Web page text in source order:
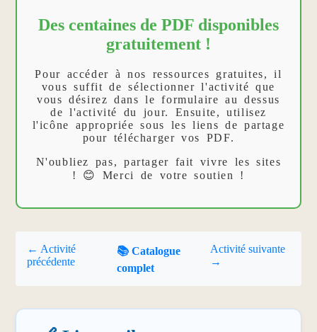
Des centaines de PDF disponibles
gratuitement !
Pour accéder à nos ressources gratuites, il
vous suffit de sélectionner l'activité que
vous désirez dans le formulaire au dessus
de l'activité du jour. Ensuite, utilisez
l'icône appropriée sous les liens de partage
pour télécharger vos PDF.
N'oubliez pas, partager fait vivre les sites
! 😊 Merci de votre soutien !
← Activité
précédente
📚 Catalogue
complet
Activité suivante
→